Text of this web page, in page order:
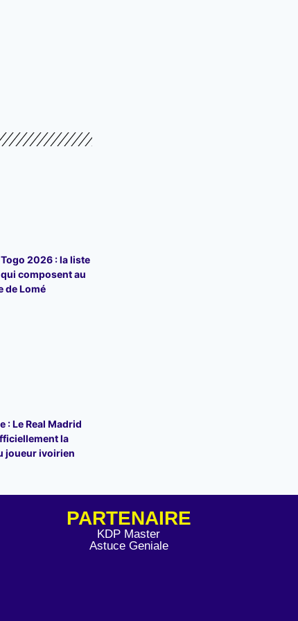
2026 : la liste
composent au
de Lomé
: Le Real Madrid
la
joueur ivoirien
PARTENAIRE
KDP Master
Astuce Geniale